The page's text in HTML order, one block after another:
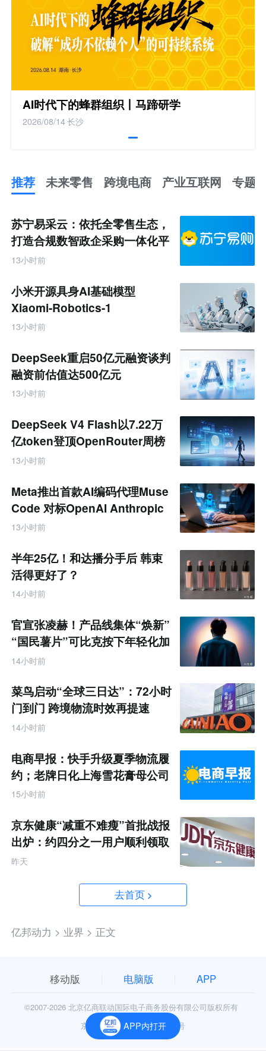
AI时代下的蜂群组织丨马蹄研学
2026/08/14长沙
推荐 未来零售 跨境电商 产业互联网 专题
未
来
零
售
跨
境
商
产
业
互
联
网
苏宁易采云：依托全零售生态，
打造合规数智政企采购一体化平
台
13小时前
小米开源具身AI基础模型
Xiaomi-Robotics-1
13小时前
DeepSeek重启50亿元融资谈判
融资前估值达500亿元
13小时前
DeepSeek V4 Flash以7.22万
亿token登顶OpenRouter周榜
13小时前
Meta推出首款AI编码代理Muse
Code 对标OpenAI Anthropic
13小时前
半年25亿！和达播分手后 韩束
活得更好了？
14小时前
官宣张凌赫！产品线集体“焕新”
“国民薯片”可比克按下年轻化加
速键
14小时前
菜鸟启动“全球三日达”：72小时
门到门 跨境物流时效再提速
14小时前
电商早报：快手升级夏季物流履
约；老牌日化上海雪花膏母公司
破产
15小时前
京东健康“减重不难瘦”首批战报
出炉：约四分之一用户顺利领取
200元挑战金
昨天
去首页
亿邦动力 > 业界 > 正文
APP内打开
移动版 电脑版 APP
©2007-2026 北京亿商联动国际电子商务股份有限公司版权所有
京公网安备11010602006906号